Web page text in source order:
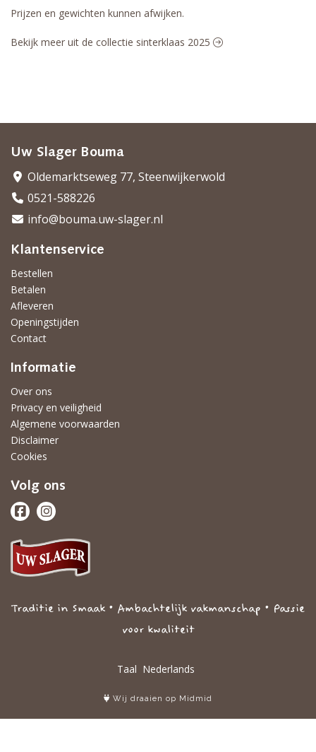
Prijzen en gewichten kunnen afwijken.
Bekijk meer uit de collectie sinterklaas 2025
Uw Slager Bouma
Oldemarktseweg 77, Steenwijkerwold
0521-588226
info@bouma.uw-slager.nl
Klantenservice
Bestellen
Betalen
Afleveren
Openingstijden
Contact
Informatie
Over ons
Privacy en veiligheid
Algemene voorwaarden
Disclaimer
Cookies
Volg ons
Traditie in Smaak • Ambachtelijk vakmanschap • Passie
voor kwaliteit
Taal
Wij draaien op Midmid